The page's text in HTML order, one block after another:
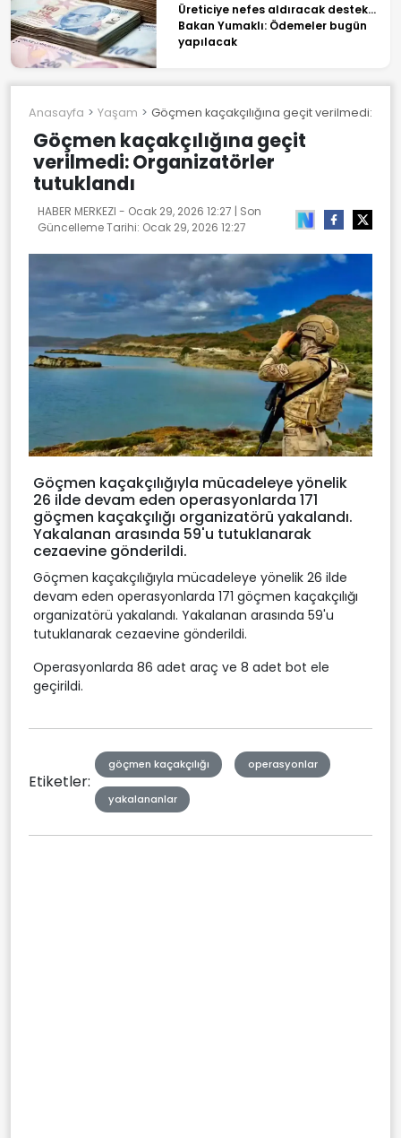
Üreticiye nefes aldıracak destek...
Bakan Yumaklı: Ödemeler bugün
yapılacak
Anasayfa Yaşam Göçmen kaçakçılığına geçit verilmedi:
Göçmen kaçakçılığına geçit
verilmedi: Organizatörler
tutuklandı
HABER MERKEZI - Ocak 29, 2026 12:27 | Son
Güncelleme Tarihi: Ocak 29, 2026 12:27
Göçmen kaçakçılığıyla mücadeleye yönelik
26 ilde devam eden operasyonlarda 171
göçmen kaçakçılığı organizatörü yakalandı.
Yakalanan arasında 59'u tutuklanarak
cezaevine gönderildi.
Göçmen kaçakçılığıyla mücadeleye yönelik 26 ilde
devam eden operasyonlarda 171 göçmen kaçakçılığı
organizatörü yakalandı. Yakalanan arasında 59'u
tutuklanarak cezaevine gönderildi.
Operasyonlarda 86 adet araç ve 8 adet bot ele
geçirildi.
Etiketler:
göçmen kaçakçılığı operasyonlar
yakalananlar